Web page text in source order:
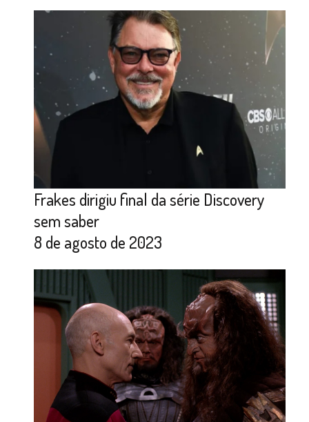
Frakes dirigiu final da série Discovery
sem saber
8 de agosto de 2023